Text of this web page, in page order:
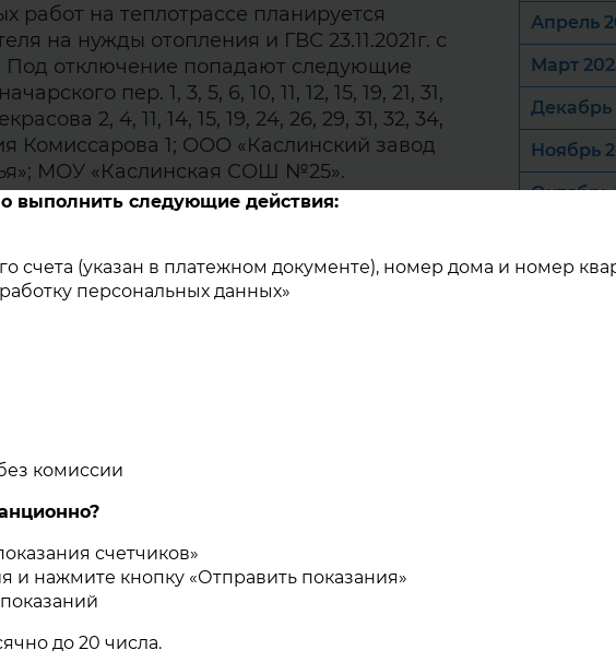
выполнить следующие действия:
счета (указан в платежном документе), номер дома и номер
персональных данных»
комиссии
счетчиков»
нажмите кнопку «Отправить показания»
до 20 числа.
работ на теплотрассе планируется
на нужды отопления и ГВС 23.11.2021г. с
Под отключение попадают следующие
пер. 1, 3, 5, 6, 10, 11, 12, 15, 19, 21, 31,
2, 4, 11, 14, 15, 19, 24, 26, 29, 31, 32, 34,
Комиссарова 1; ООО «Каслинский завод
МОУ «Каслинская СОШ №25».
на теплотрассе планируется
на нужды отопления и ГВС 22.11.2021г. с
Под отключение попадают следующие
пер. 1, 3, 5, 6, 10, 11, 12, 15, 19, 21, 31,
2, 4, 11, 14, 15, 19, 24, 26, 29, 31, 32, 34,
Комиссарова 1; • ООО «Каслинский завод
• МОУ «Каслинская СОШ №25».
Апрель
Март
Декабрь
Ноябрь
Октябрь
Август